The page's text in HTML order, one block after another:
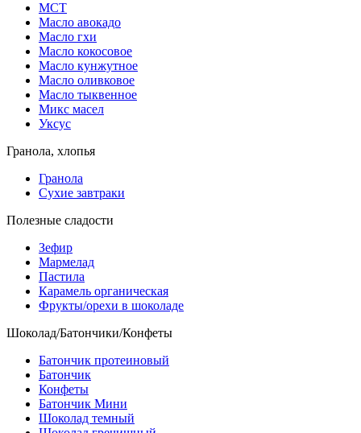
МСТ
Масло авокадо
Масло гхи
Масло кокосовое
Масло кунжутное
Масло оливковое
Масло тыквенное
Микс масел
Уксус
Гранола, хлопья
Гранола
Сухие завтраки
Полезные сладости
Зефир
Мармелад
Пастила
Карамель органическая
Фрукты/орехи в шоколаде
Шоколад/Батончики/Конфеты
Батончик протеиновый
Батончик
Конфеты
Батончик Мини
Шоколад темный